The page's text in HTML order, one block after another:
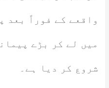
واقعے کے فوراً بعد
میں لے کر بڑے
شروع کر دیا ہے۔